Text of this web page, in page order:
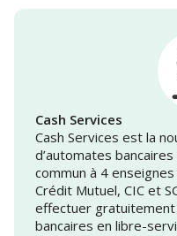
Cash Services
Cash Services est la
d’automates
commun à 4
Crédit Mutuel, CIC et
effectuer
bancaires en libre-